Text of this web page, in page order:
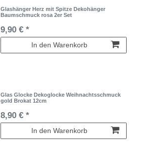
Glashänger Herz mit Spitze Dekohänger
Baumschmuck rosa 2er Set
9,90 € *
In den Warenkorb
Glas Glocke Dekoglocke Weihnachtsschmuck
gold Brokat 12cm
8,90 € *
In den Warenkorb